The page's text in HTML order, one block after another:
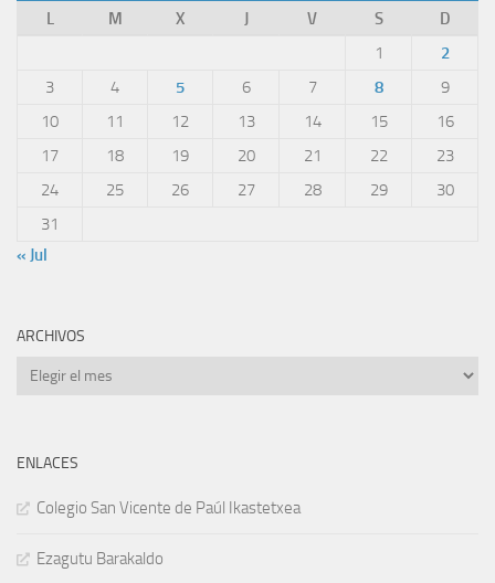
L
M X J V S
D
1
2
3
4 5 6 7 8
9
10
11 12 13 14 15
16
17
18 19 20 21 22
23
24
25 26 27 28 29
30
31
« Jul
ARCHIVOS
Archivos
ENLACES
Colegio San Vicente de Paúl Ikastetxea
Ezagutu Barakaldo